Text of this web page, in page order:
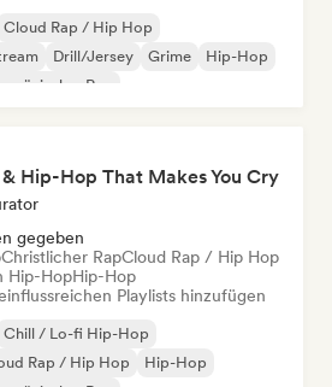
Cloud Rap / Hip Hop
Drill/Jersey Grime
Hip-Hop
Rap
Hip-Hop That Makes You Cry
gegeben
Christlicher RapCloud Rap / Hip Hop
Hip-HopHip-Hop
Playlists hinzufügen
Chill / Lo-fi Hip-Hop
Rap / Hip Hop
Hip-Hop